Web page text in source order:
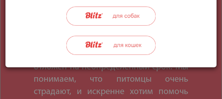
Российской Федерации корма,
произведенные в Канаде, включая
происходящими событиями в мире
вопрос о возобновлении поставок
отложен на неопределённый срок. Мы
понимаем, что питомцы очень
страдают, и искренне хотим помочь